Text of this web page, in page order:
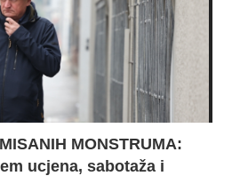
MONSTRUMA:
ucjena, sabotaža i